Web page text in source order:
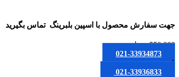
جهت سفارش محصول با اسپین بلبرینگ تماس بگیرید
550,000 تومان
021-33934873
یا
021-33936833